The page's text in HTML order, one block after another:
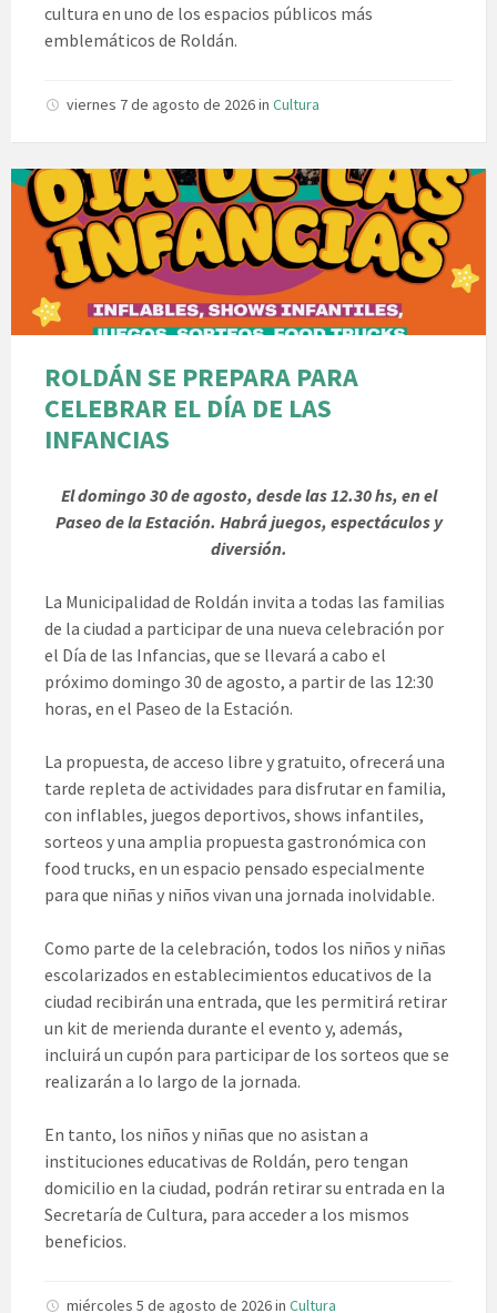
cultura en uno de los espacios públicos más
emblemáticos de Roldán.
viernes 7 de agosto de 2026in Cultura
ROLDÁN SE PREPARA PARA
CELEBRAR EL DÍA DE LAS
INFANCIAS
El domingo 30 de agosto, desde las 12.30 hs, en el
Paseo de la Estación. Habrá juegos, espectáculos y
diversión.
La Municipalidad de Roldán invita a todas las familias
de la ciudad a participar de una nueva celebración por
el Día de las Infancias, que se llevará a cabo el
próximo domingo 30 de agosto, a partir de las 12:30
horas, en el Paseo de la Estación.
La propuesta, de acceso libre y gratuito, ofrecerá una
tarde repleta de actividades para disfrutar en familia,
con inflables, juegos deportivos, shows infantiles,
sorteos y una amplia propuesta gastronómica con
food trucks, en un espacio pensado especialmente
para que niñas y niños vivan una jornada inolvidable.
Como parte de la celebración, todos los niños y niñas
escolarizados en establecimientos educativos de la
ciudad recibirán una entrada, que les permitirá retirar
un kit de merienda durante el evento y, además,
incluirá un cupón para participar de los sorteos que se
realizarán a lo largo de la jornada.
En tanto, los niños y niñas que no asistan a
instituciones educativas de Roldán, pero tengan
domicilio en la ciudad, podrán retirar su entrada en la
Secretaría de Cultura, para acceder a los mismos
beneficios.
miércoles 5 de agosto de 2026in Cultura